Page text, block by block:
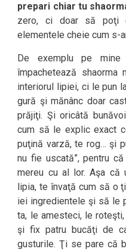
prepari chiar tu
zero, ci doar să poţi
elementele cheie cum s-
De exemplu pe
împachetează shaorma
interiorul lipiei, ci le pun
gură şi mănânc doar
prăjiţi. Şi oricâtă
cum să le explic exact
puţină varză, te rog… şi
nu fie uscată”, pentru
mereu cu al lor. Aşa că
lipia, te învaţă cum să o
iei ingredientele şi să le
ta, le amesteci, le
şi fix patru bucăţi de
gusturile. Ţi se pare că